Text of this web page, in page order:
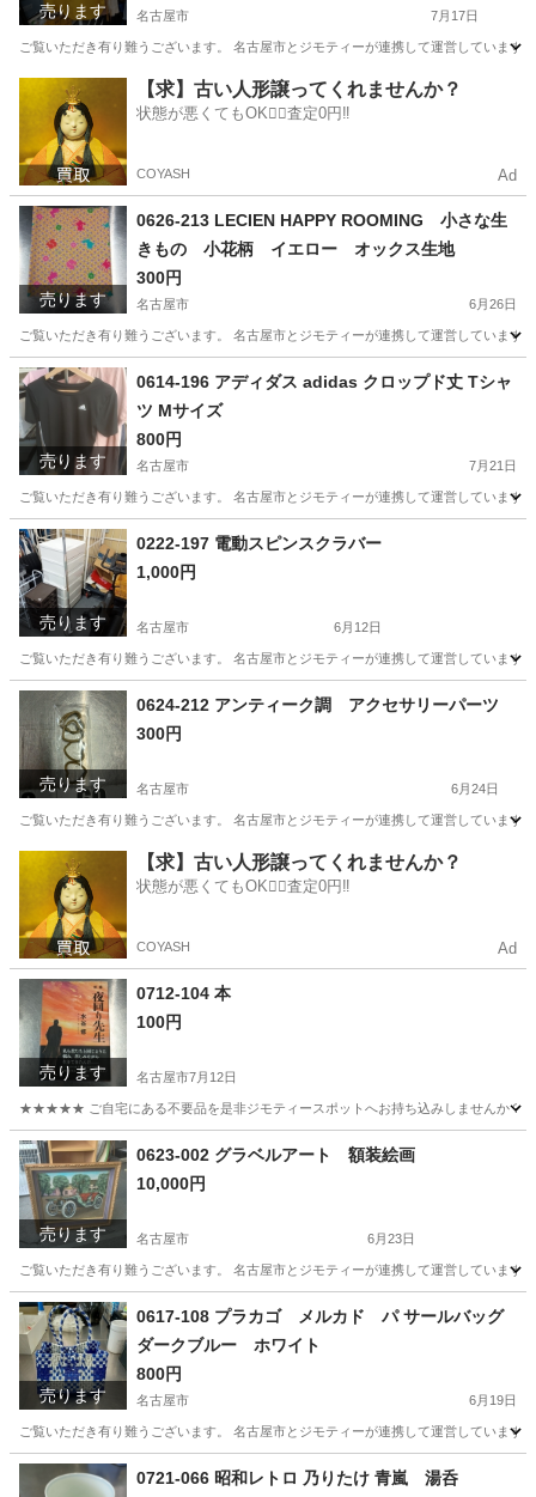
売ります 名古屋市 7月17日
ご覧いただき有り難うございます。 名古屋市とジモティーが連携して運営してい
ブラウス リユース
【求】古い人形譲ってくれませんか？
状態が悪くてもOK🙆‍♀️査定0円‼️
COYASH Ad
売ります
0626-213 LECIEN HAPPY ROOMING 小さな生
きもの 小花柄 イエロー オックス生地
300円
名古屋市 6月26日
ご覧いただき有り難うございます。 名古屋市とジモティーが連携して運営してい
愛知 名古屋市 ファブリック、カバー リユース
売ります
0614-196 アディダス adidas クロップド丈 Tシャ
ツ Mサイズ
800円
名古屋市 7月21日
ご覧いただき有り難うございます。 名古屋市とジモティーが連携して運営してい
愛知 名古屋市 リユース
売ります
0222-197 電動スピンスクラバー
1,000円
名古屋市 6月12日
ご覧いただき有り難うございます。 名古屋市とジモティーが連携して運営していま
愛知 名古屋市
売ります
0624-212 アンティーク調 アクセサリーパーツ
300円
名古屋市 6月24日
ご覧いただき有り難うございます。 名古屋市とジモティーが連携して運営してい
アクセサリー リユース
【求】古い人形譲ってくれませんか？
状態が悪くてもOK🙆‍♀️査定0円‼️
COYASH Ad
売ります
0712-104 本
100円
名古屋市7月12日
★★★★★ ご自宅にある不要品を是非ジモティースポットへお持ち込みしませんか？
愛知 名古屋市 現地
売ります
0623-002 グラベルアート 額装絵画
10,000円
名古屋市 6月23日
ご覧いただき有り難うございます。 名古屋市とジモティーが連携して運営してい
愛知 名古屋市 インテリア雑貨/小物 リユース
売ります
0617-108 プラカゴ メルカド パ サールバッグ
ダークブルー ホワイト
800円
名古屋市 6月19日
ご覧いただき有り難うございます。 名古屋市とジモティーが連携して運営してい
愛知 名古屋市 メルカド
0721-066 昭和レトロ 乃りたけ 青嵐 湯呑